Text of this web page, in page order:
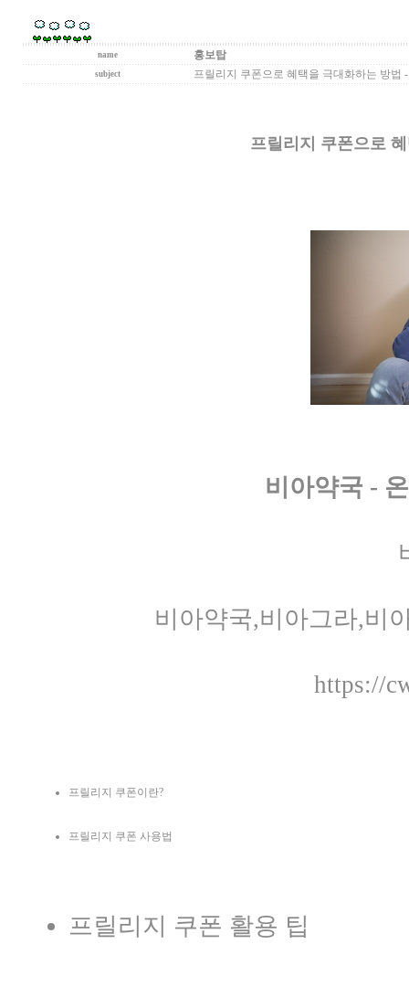
name 홍보탑
subject 프릴리지 쿠폰으로 혜택을 극대화하는 방법
프릴리지 쿠폰으로
비아약국 -
비아약국,비아그라,비
https://
프릴리지 쿠폰이란?
프릴리지 쿠폰 사용법
프릴리지 쿠폰 활용 팁